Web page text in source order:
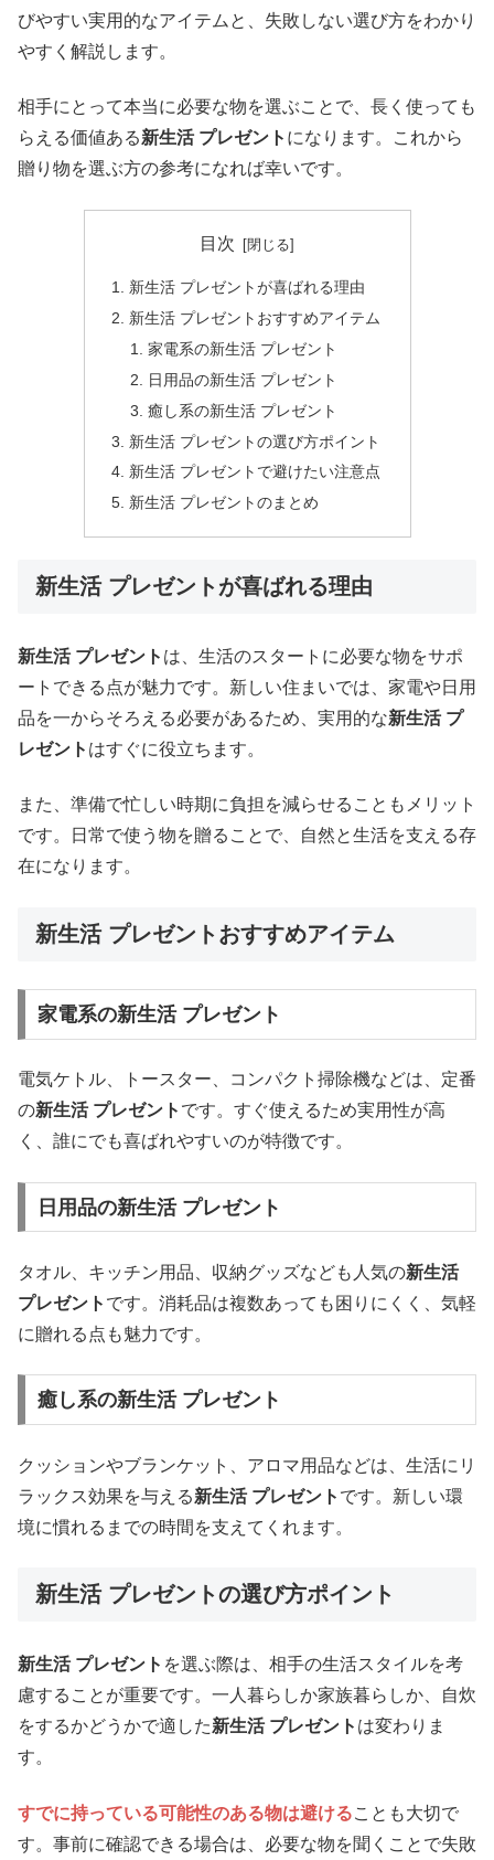
びやすい実用的なアイテムと、失敗しない選び方をわかり
やすく解説します。
相手にとって本当に必要な物を選ぶことで、長く使っても
らえる価値ある新生活 プレゼント になります。これから
贈り物を選ぶ方の参考になれば幸いです。
目次
新生活 プレゼントが喜ばれる理由
新生活 プレゼントおすすめアイテム
家電系の新生活 プレゼント
日用品の新生活 プレゼント
癒し系の新生活 プレゼント
新生活 プレゼントの選び方ポイント
新生活 プレゼントで避けたい注意点
新生活 プレゼントのまとめ
新生活 プレゼントが喜ばれる理由
新生活 プレゼント は、生活のスタートに必要な物をサポ
ートできる点が魅力です。新しい住まいでは、家電や日用
品を一からそろえる必要があるため、実用的な新生活 プ
レゼント はすぐに役立ちます。
また、準備で忙しい時期に負担を減らせることもメリット
です。日常で使う物を贈ることで、自然と生活を支える存
在になります。
新生活 プレゼントおすすめアイテム
家電系の新生活 プレゼント
電気ケトル、トースター、コンパクト掃除機などは、定番
の新生活 プレゼント です。すぐ使えるため実用性が高
く、誰にでも喜ばれやすいのが特徴です。
日用品の新生活 プレゼント
タオル、キッチン用品、収納グッズなども人気の新生活
プレゼント です。消耗品は複数あっても困りにくく、気軽
に贈れる点も魅力です。
癒し系の新生活 プレゼント
クッションやブランケット、アロマ用品などは、生活にリ
ラックス効果を与える新生活 プレゼント です。新しい環
境に慣れるまでの時間を支えてくれます。
新生活 プレゼントの選び方ポイント
新生活 プレゼント を選ぶ際は、相手の生活スタイルを考
慮することが重要です。一人暮らしか家族暮らしか、自炊
をするかどうかで適した新生活 プレゼント は変わりま
す。
すでに持っている可能性のある物は避けることも大切で
す。事前に確認できる場合は、必要な物を聞くことで失敗